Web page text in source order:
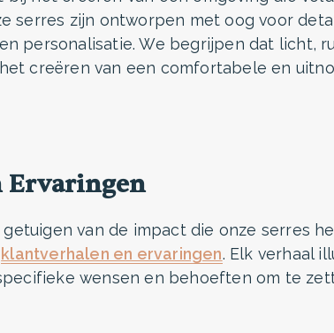
serres zijn ontworpen met oog voor
personalisatie. We begrijpen dat licht,
creëren van een comfortabele en
Ervaringen
van de impact die onze serres
klantverhalen en ervaringen. Elk verhaal
wensen en behoeften om te